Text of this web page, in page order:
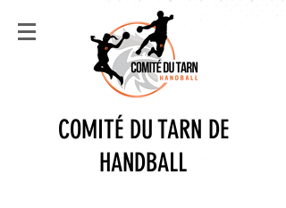
COMITÉ DU TARN DE
HANDBALL